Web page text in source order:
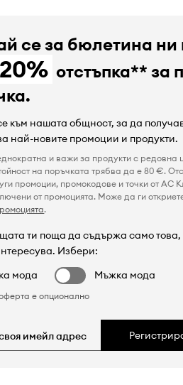
се за бюлетина ни
отстъпка** за
към нашата общност, за да
най-новите промоции и продукти.
и важи за продукти с редовна
на поръчката трябва да е 80 €.
промоции, промокодове и точки от AC
от промоцията. Може да ги
.
ти поща да съдържа само това,
Избери:
мода
Мъжка мода
е опционално